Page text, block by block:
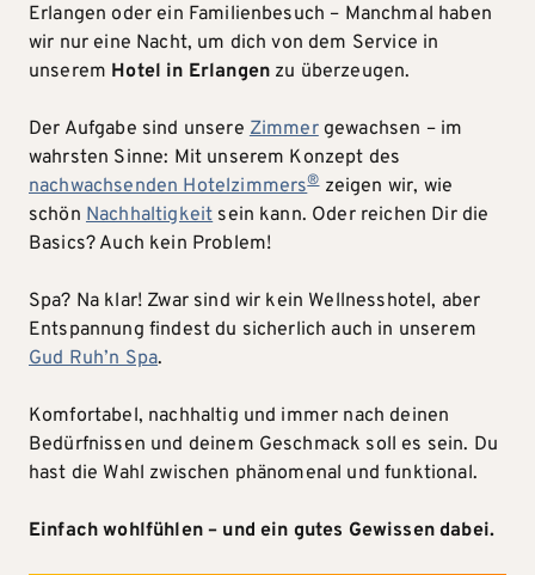
Erlangen oder ein Familienbesuch – Manchmal haben
wir nur eine Nacht, um dich von dem Service in
unserem Hotel in Erlangen zu überzeugen.
Der Aufgabe sind unsereZimmergewachsen – im
wahrsten Sinne: Mit unserem Konzept des
nachwachsenden Hotelzimmers®zeigen wir, wie
schön Nachhaltigkeitsein kann. Oder reichen Dir die
Basics? Auch kein Problem!
Spa? Na klar! Zwar sind wir kein Wellnesshotel, aber
Entspannung findest du sicherlich auch in unserem
Gud Ruh’n Spa.
Komfortabel, nachhaltig und immer nach deinen
Bedürfnissen und deinem Geschmack soll es sein. Du
hast die Wahl zwischen phänomenal und funktional.
Einfach wohlfühlen – und ein gutes Gewissen dabei.